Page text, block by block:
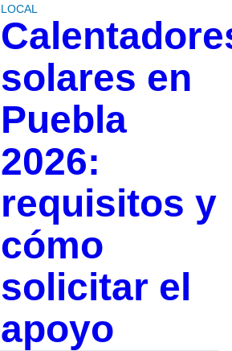
LOCAL
solares en
Puebla
2026:
requisitos y
cómo
solicitar el
apoyo